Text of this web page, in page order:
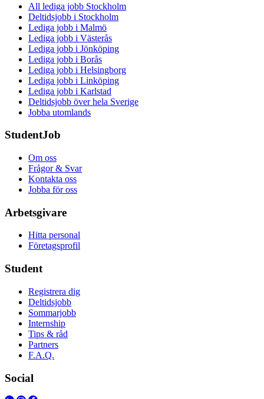
All lediga jobb Stockholm
Deltidsjobb i Stockholm
Lediga jobb i Malmö
Lediga jobb i Västerås
Lediga jobb i Jönköping
Lediga jobb i Borås
Lediga jobb i Helsingborg
Lediga jobb i Linköping
Lediga jobb i Karlstad
Deltidsjobb över hela Sverige
Jobba utomlands
StudentJob
Om oss
Frågor & Svar
Kontakta oss
Jobba för oss
Arbetsgivare
Hitta personal
Företagsprofil
Student
Registrera dig
Deltidsjobb
Sommarjobb
Internship
Tips & råd
Partners
F.A.Q.
Social